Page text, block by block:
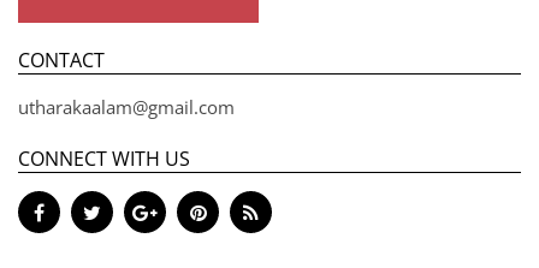
CONTACT
utharakaalam@gmail.com
CONNECT WITH US